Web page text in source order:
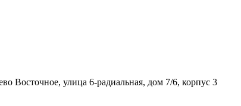
Восточное, улица 6-радиальная, дом 7/6, корпус 3